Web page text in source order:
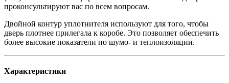
проконсультируют вас по всем вопросам.
Двойной контур уплотнителя используют для того, чтобы
дверь плотнее прилегала к коробе. Это позволяет обеспечить
более высокие показатели по шумо- и теплоизоляции.
Характеристики